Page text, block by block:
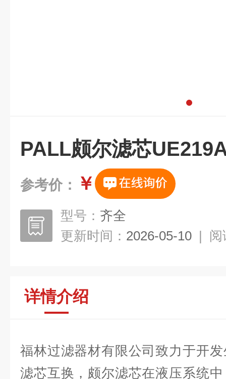
PALL颇尔滤芯
参考价： ￥
型号： 齐全
更新时间： 2026-05-10 | 阅
详情介绍
福林过滤器材有限公司致力于开
滤芯互换，颇尔滤芯在液压系统